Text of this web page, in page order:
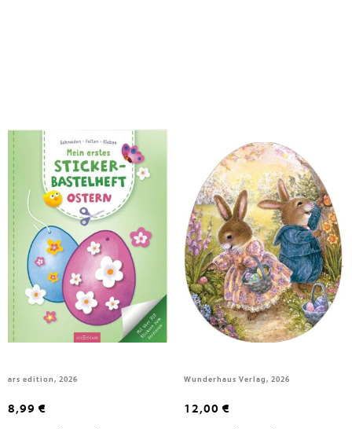
Mein erstes Sticker-Bastelheft -
Ostern
ars edition, 2026
8,99 €
Ei-Puzzle Frohe Ostern
Wunderhaus Verlag, 2026
12,00 €